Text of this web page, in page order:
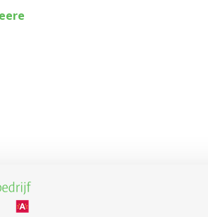
Antwerpen aanbiedt?
voor jou betekenen?
of